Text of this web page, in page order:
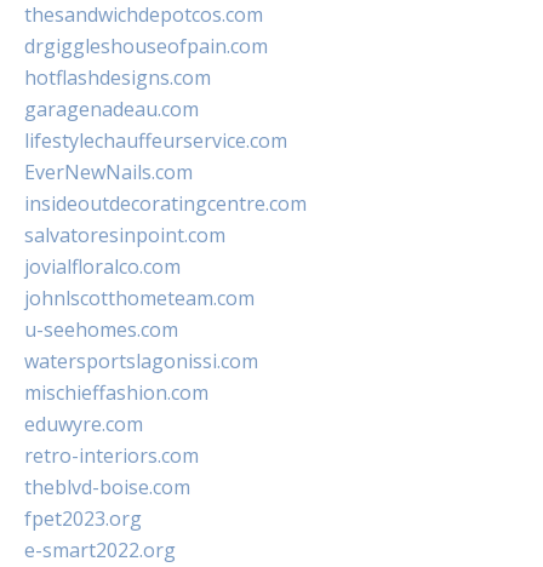
thesandwichdepotcos.com
drgiggleshouseofpain.com
hotflashdesigns.com
garagenadeau.com
lifestylechauffeurservice.com
EverNewNails.com
insideoutdecoratingcentre.com
salvatoresinpoint.com
jovialfloralco.com
johnlscotthometeam.com
u-seehomes.com
watersportslagonissi.com
mischieffashion.com
eduwyre.com
retro-interiors.com
theblvd-boise.com
fpet2023.org
e-smart2022.org